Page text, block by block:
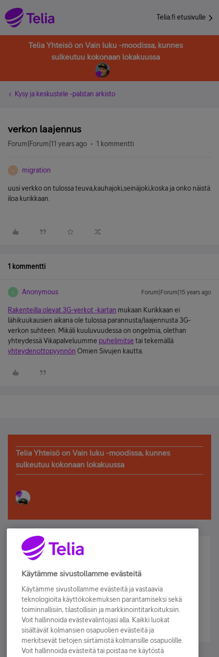
Telia.fi etusivulle
Telia Yhteisö on Vain luku -moodissa, kunnes
sulkeutuu kokonaan lokakuussa
Kysy ja keskustele -palstan arkisto
verkon laajennus
Forum|Forum|11 years ago 1 kommentti
M migration
uusi verkko on tulossa teuva,kauhajoki,seinäjoki,koska ja onko näistä
iloa kurikkaan.
1 kommentti
A Anonymous Forum|Forum|15 years ago
Rakenteilla olevat 3G-verkot -kartan mukaan Kurikkaan ei
lähikuukausien aikana ole tulossa parannusta/laajennusta 3G-
verkon suhteen. Mikäli kuuluvuudessa on ongelmia, olethan
yhteydessä Vikapalveluumme puhelimitse tai tekemällä
yhteydenottopyynnön Omien Sivujen kautta.
Telia Yhteisö on Vain luku -moodissa, kunnes
sulkeutuu kokonaan lokakuussa
Älä jää paitsi – osallistu ja voita!
Tilaa Telian uutiskirje ja olet mukana arvonnassa.
sähköpostiisi.
Tilaa nyt
Käytämme sivustollamme evästeitä
Käytämme sivustollamme evästeitä ja vastaavia
teknologioita käyttökokemuksen parantamiseksi sekä
toiminnallisiin, tilastollisiin ja markkinointitarkoituksiin.
Voit hallinnoida evästevalintojasi alla. Kaikki luokat
sisältävät kolmansien osapuolien evästeitä ja
merkitsevät tietojen siirtämistä kolmansille osapuolille.
Voit hallinnoida evästeitä tai poistaa ne käytöstä